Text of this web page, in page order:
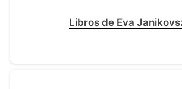
Libros de Eva